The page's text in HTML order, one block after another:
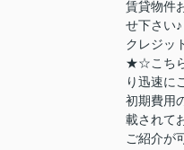
賃貸物件
せ下さい
クレジッ
★☆こちら
り迅速
初期費用
載されて
ご紹介が